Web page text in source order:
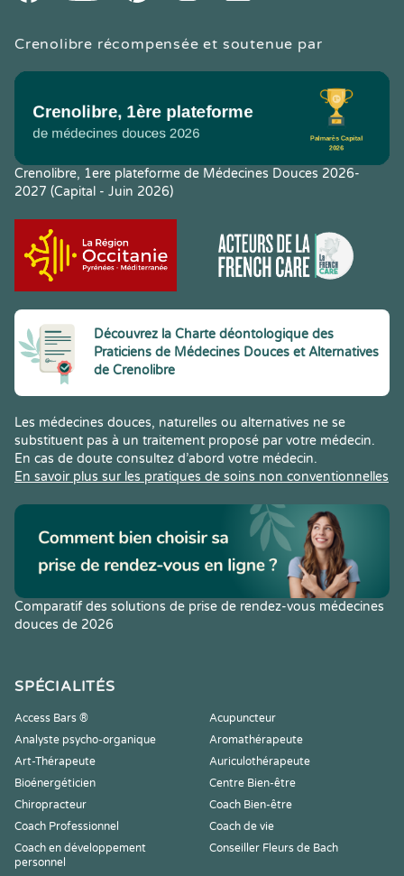
Crenolibre récompensée et soutenue par
Crenolibre, 1ere plateforme de Médecines Douces 2026-
2027 (Capital - Juin 2026)
Découvrez la Charte déontologique des
Praticiens de Médecines Douces et Alternatives
de Crenolibre
Les médecines douces, naturelles ou alternatives ne se
substituent pas à un traitement proposé par votre médecin.
En cas de doute consultez d’abord votre médecin.
En savoir plus sur les pratiques de soins non conventionnelles
Comparatif des solutions de prise de rendez-vous médecines
douces de 2026
SPÉCIALITÉS
Access Bars ®
Acupuncteur
Analyste psycho-organique
Aromathérapeute
Art-Thérapeute
Auriculothérapeute
Bioénergéticien
Centre Bien-être
Chiropracteur
Coach Bien-être
Coach Professionnel
Coach de vie
Coach en développement
personnel
Conseiller Fleurs de Bach